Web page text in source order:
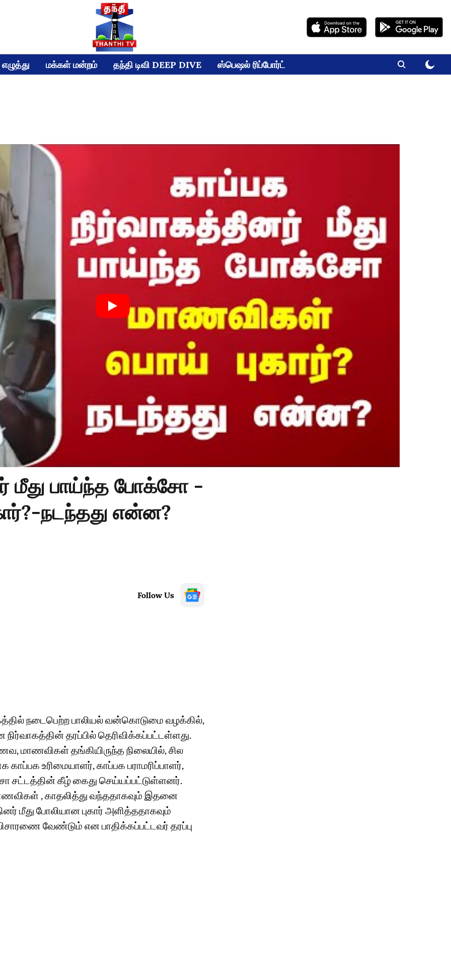
மக்கள் மன்றம் தந்தி டிவி DEEP DIVE ஸ்பெஷல் ரிப்போர்ட்
மீது பாய்ந்த போக்சோ -
நடந்தது என்ன?
Follow Us
நடைபெற்ற பாலியல் வன்கொடுமை வழக்கில்,
தரப்பில் தெரிவிக்கப்பட்டள்ளது.
மாணவிகள் தங்கியிருந்த நிலையில், சில
உரிமையாளர், காப்பக பராமரிப்பாளர்,
சட்டத்தின் கீழ் கைது செய்யப்பட்டுள்ளனர்.
, காதலித்து வந்ததாகவும் இதனை
மீது போலியான புகார் அளித்ததாகவும்
விசாரணை வேண்டும் என பாதிக்கப்பட்டவர் தரப்பு